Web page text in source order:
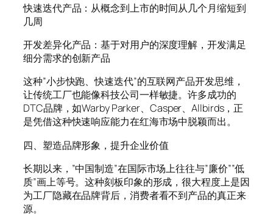
快速迭代产品：从概念到上市的时间从几个月缩短到
几周
开发差异化产品：基于对用户的深度理解，开发满足
细分需求的创新产品
这种”小步快跑、快速迭代”的互联网产品开发思维，
让传统工厂也能像科技公司一样敏捷。许多成功的
DTC品牌，如Warby Parker、Casper、Allbirds，正
是凭借这种快速响应能力在红海市场中脱颖而出。
四、塑造品牌形象，提升企业价值
长期以来，”中国制造”在国际市场上往往与”廉价””低
质”画上等号。这种刻板印象的形成，很大程度上是因
为工厂隐藏在品牌背后，消费者看不到产品的真正来
源。